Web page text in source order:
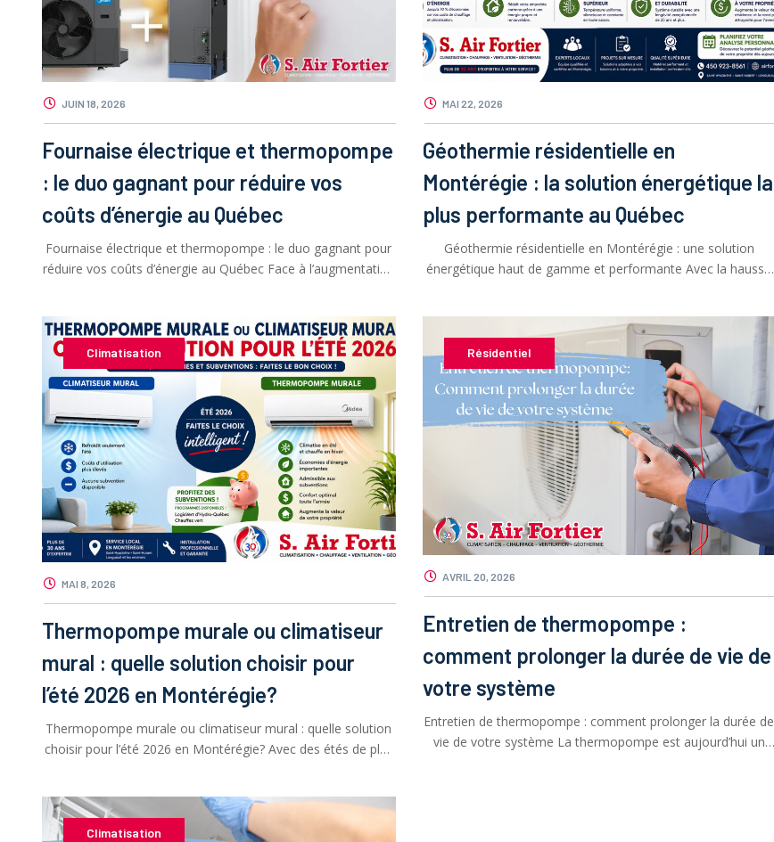
JUIN 18, 2026
Fournaise électrique et thermopompe
: le duo gagnant pour réduire vos
coûts d’énergie au Québec
Fournaise électrique et thermopompe : le duo gagnant pour
réduire vos coûts d’énergie au Québec Face à l’augmentation
MAI 22, 2026
Géothermie résidentielle en
Montérégie : la solution énergétique la
plus performante au Québec
Géothermie résidentielle en Montérégie : une solution
énergétique haut de gamme et performante Avec la hausse
Climatisation
MAI 8, 2026
Thermopompe murale ou climatiseur
mural : quelle solution choisir pour
l’été 2026 en Montérégie?
Thermopompe murale ou climatiseur mural : quelle solution
choisir pour l’été 2026 en Montérégie? Avec des étés de plus
Résidentiel
AVRIL 20, 2026
Entretien de thermopompe :
comment prolonger la durée de vie de
votre système
Entretien de thermopompe : comment prolonger la durée de
vie de votre système La thermopompe est aujourd’hui un
Climatisation